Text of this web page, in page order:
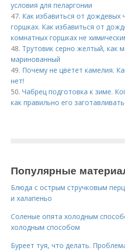
условия для пеларгонии
47. Как избавиться от дождевых
горшках. Как избавиться от
комнатных горшках не
48. Трутовик серно желтый, как
маринованный
49. Почему не цветет камелия.
нет!
50.Чабрец подготовка к зиме.
как правильно его
Популярные
Блюда с острым стручковым
и халапеньо
Соленые опята холодным
холодным способом
Буреет туя, что делать.